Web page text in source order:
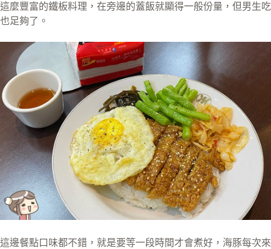
這麼豐富的鐵板料理，在旁邊的蓋飯就顯得一般份量，但男生吃
也足夠了。
這邊餐點口味都不錯，就是要等一段時間才會煮好，海豚每次來